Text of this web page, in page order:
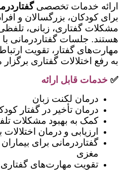
ارائه خدمات تخصصی
برای کودکان، بزرگسالان و افرادی
مشکلات گفتاری، زبانی، تلفظی یا
هستند. جلسات گفتاردرمانی با
مهارت‌های گفتار، تقویت ارتباط
به رفع اختلالات گفتاری برگزار
خدمات قابل ارائه
درمان لکنت زبان
درمان تأخیر در گفتار کودکان
کمک به بهبود مشکلات تلفظی
ارزیابی و درمان اختلالات بلع
گفتاردرمانی برای بیماران
مغزی
تقویت مهارت‌های گفتاری و